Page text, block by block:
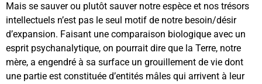
Mais se sauver ou plutôt sauver notre espèce et nos trésors
intellectuels n’est pas le seul motif de notre besoin/désir
d’expansion. Faisant une comparaison biologique avec un
esprit psychanalytique, on pourrait dire que la Terre, notre
mère, a engendré à sa surface un grouillement de vie dont
une partie est constituée d’entités mâles qui arrivent à leur